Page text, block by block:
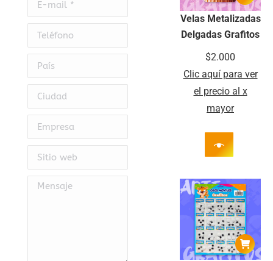
Velas Metalizadas
Delgadas Grafitos
$2.000
Clic aquí para ver
el precio al x
mayor
Teléfono
País
Ciudad
Empresa
Sitio web
Mensaje